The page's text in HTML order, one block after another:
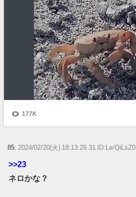
85: 2024/02/20(火) 18:13:26.31 ID:Le/QiLsZ0
>>23
ネロかな？